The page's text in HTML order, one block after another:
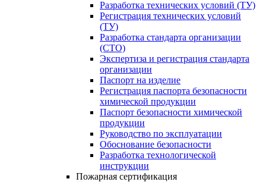
Разработка технических условий (ТУ)
Регистрация технических условий
(ТУ)
Разработка стандарта организации
(СТО)
Экспертиза и регистрация стандарта
организации
Паспорт на изделие
Регистрация паспорта безопасности
химической продукции
Паспорт безопасности химической
продукции
Руководство по эксплуатации
Обоснование безопасности
Разработка технологической
инструкции
Пожарная сертификация